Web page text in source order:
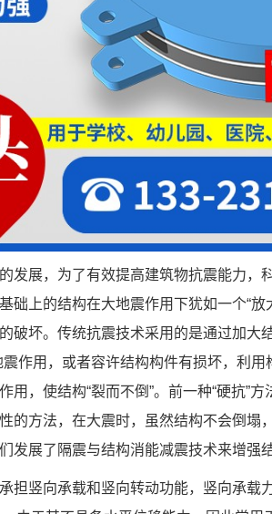
发展，为了有效提高建筑物抗震能力，
础上的结构在大地震作用下犹如一个“
破坏。传统抗震技术采用的是通过加大
震作用，或者容许结构构件有损坏，利
用，使结构“裂而不倒”。前一种“硬抗”
的方法，在大震时，虽然结构不会倒塌
发展了隔震与结构消能减震技术来增强
担竖向承载和竖向转动功能，竖向承载